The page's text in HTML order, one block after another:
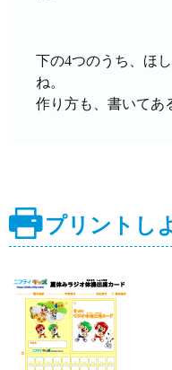
下の4つのうち、ほ
ね。
作り方も、書いてあ
プリントし